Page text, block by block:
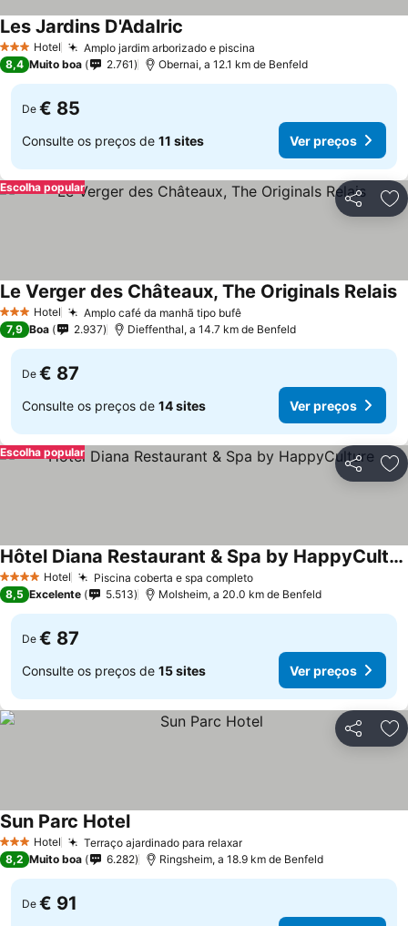
3 EstrelasHotel Amplo jardim arborizado e piscina
Les Jardins D'Adalric
8,4 Muito boa 2.761 Obernai, a 12.1 km de Benfeld
De € 85
Consulte os preços de 11 sites Ver preços
Partilhar
Escolha popular
3 EstrelasHotel Amplo café da manhã tipo bufê
Le Verger des Châteaux, The Originals Relais
7,9 Boa 2.937 Dieffenthal, a 14.7 km de Benfeld
De € 87
Consulte os preços de 14 sites Ver preços
Partilhar
Escolha popular
4 EstrelasHotel Piscina coberta e spa completo
Hôtel Diana Restaurant & Spa by HappyCulture
8,5 Excelente 5.513 Molsheim, a 20.0 km de Benfeld
De € 87
Consulte os preços de 15 sites Ver preços
Partilhar
3 EstrelasHotel Terraço ajardinado para relaxar
Sun Parc Hotel
8,2 Muito boa 6.282 Ringsheim, a 18.9 km de Benfeld
De € 91